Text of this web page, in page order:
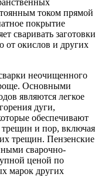
током прямой
покрытие
сваривать заготовки
от окислов и других
неочищенного
Основными
являются легкое
дуги,
обеспечивают
трещин и пор, включая
трещин. Пензенские
сварочно-
ценой по
марок других